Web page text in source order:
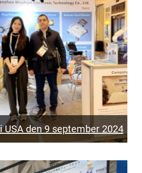
USA den 9 september 2024